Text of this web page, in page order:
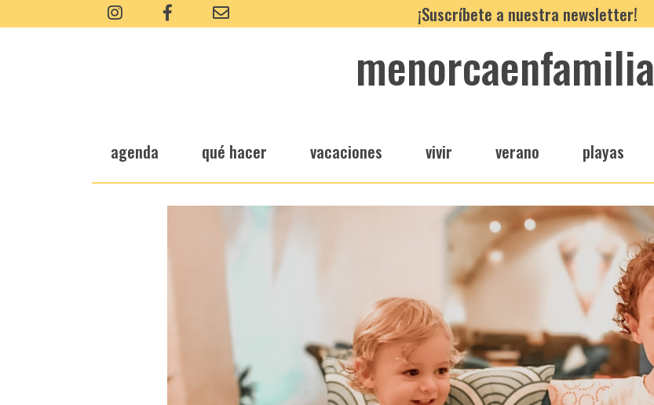
¡Suscríbete a nuestra newsletter!
menorcaenfamilia
agenda qué hacer vacaciones vivir verano playas